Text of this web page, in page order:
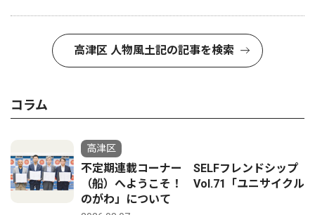
高津区 人物風土記の記事を検索
コラム
高津区
不定期連載コーナー SELFフレンドシップ
（船）へようこそ！ Vol.71「ユニサイクル
のがわ」について